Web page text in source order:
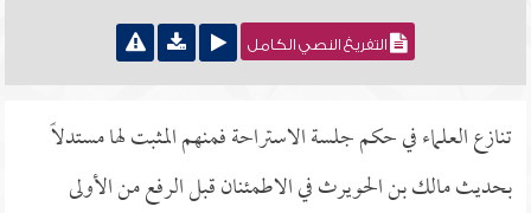
التفريغ النصي الكامل
تنازع العلماء في حكم جلسة الاستراحة فمنهم المثبت لها مستدلاً
بحديث مالك بن الحويرث في الاطمئنان قبل الرفع من الأولى